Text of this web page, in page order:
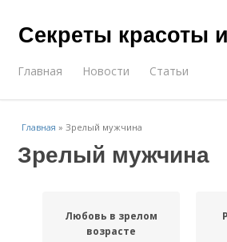
Секреты красоты
Главная Новости Статьи
Главная »Зрелый мужчина
Зрелый мужчина
Любовь в зрелом
возрасте